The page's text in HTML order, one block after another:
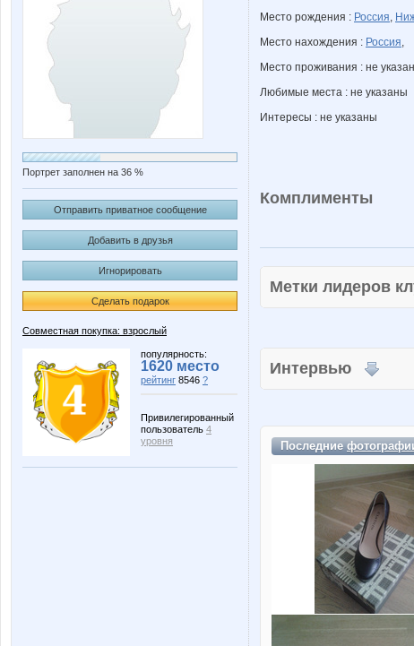
Портрет заполнен на 36 %
Отправить приватное сообщение
Добавить в друзья
Игнорировать
Сделать подарок
Совместная покупка: взрослый
популярность:
1620 место
рейтинг 8546 ?
Привилегированный
пользователь 4
уровня
Место рождения : Россия,
Место нахождения : Россия,
Место проживания : не
Любимые места : не указаны
Интересы : не указаны
Комплименты
Метки лидеров
Интервью
Последние